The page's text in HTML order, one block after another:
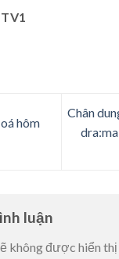
hôm
Chân
luận
không được hiển thị